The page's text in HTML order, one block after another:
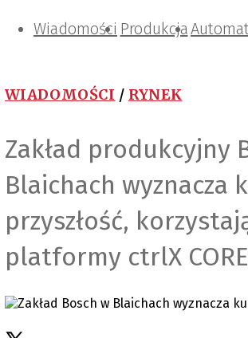
Wiadomości Produkcja
Projektowanie i konstrukcje
Zarządzanie i IT
Tematy specjalne
WIADOMOŚCI / RYNEK
Zakład produkcyjny
Blaichach wyznacza
przyszłość,
platformy ctrlX CORE